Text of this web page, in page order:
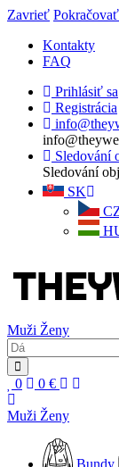
Zavrieť
Kontakty
FAQ
Prihlásiť sa
Registrácia
Sledování
Sledování
SK
Muži Ženy
0 0 €
Muži Ženy
Bundy